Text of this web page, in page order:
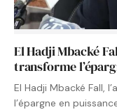
El Hadji Mbacké
transforme
El Hadji Mbacké Fall,
l’épargne en